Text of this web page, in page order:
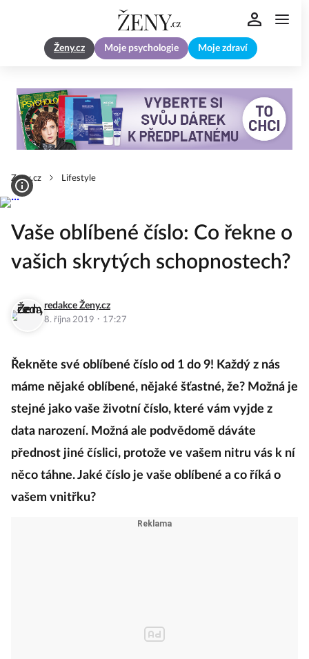
Ženy.cz Moje psychologie Moje zdraví
Zeny.cz Lifestyle
Vaše oblíbené číslo: Co řekne o
vašich skrytých schopnostech?
redakce Ženy.cz
8. října 2019 · 17:27
Řekněte své oblíbené číslo od 1 do 9! Každý z nás
máme nějaké oblíbené, nějaké šťastné, že? Možná je
stejné jako vaše životní číslo, které vám vyjde z
data narození. Možná ale podvědomě dáváte
přednost jiné číslici, protože ve vašem nitru vás k ní
něco táhne. Jaké číslo je vaše oblíbené a co říká o
vašem vnitřku?